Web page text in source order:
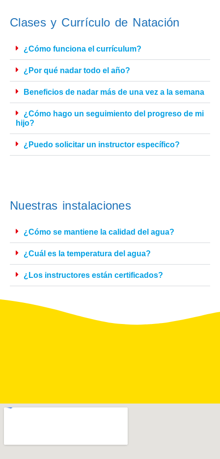
Clases y Currículo de Natación
¿Cómo funciona el currículum?
¿Por qué nadar todo el año?
Beneficios de nadar más de una vez a la semana
¿Cómo hago un seguimiento del progreso de mi
hijo?
¿Puedo solicitar un instructor específico?
Nuestras instalaciones
¿Cómo se mantiene la calidad del agua?
¿Cuál es la temperatura del agua?
¿Los instructores están certificados?